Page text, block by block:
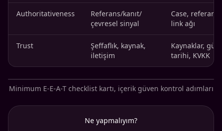
Authoritativeness
Referans/kanıt/
çevresel sinyal
Case,
link ağı
Trust
Şeffaflık, kaynak,
iletişim
Kaynaklar,
tarihi, KVKK
Minimum E-E-A-T checklist kartı, içerik güven kontrol adımları
Ne yapmalıyım?